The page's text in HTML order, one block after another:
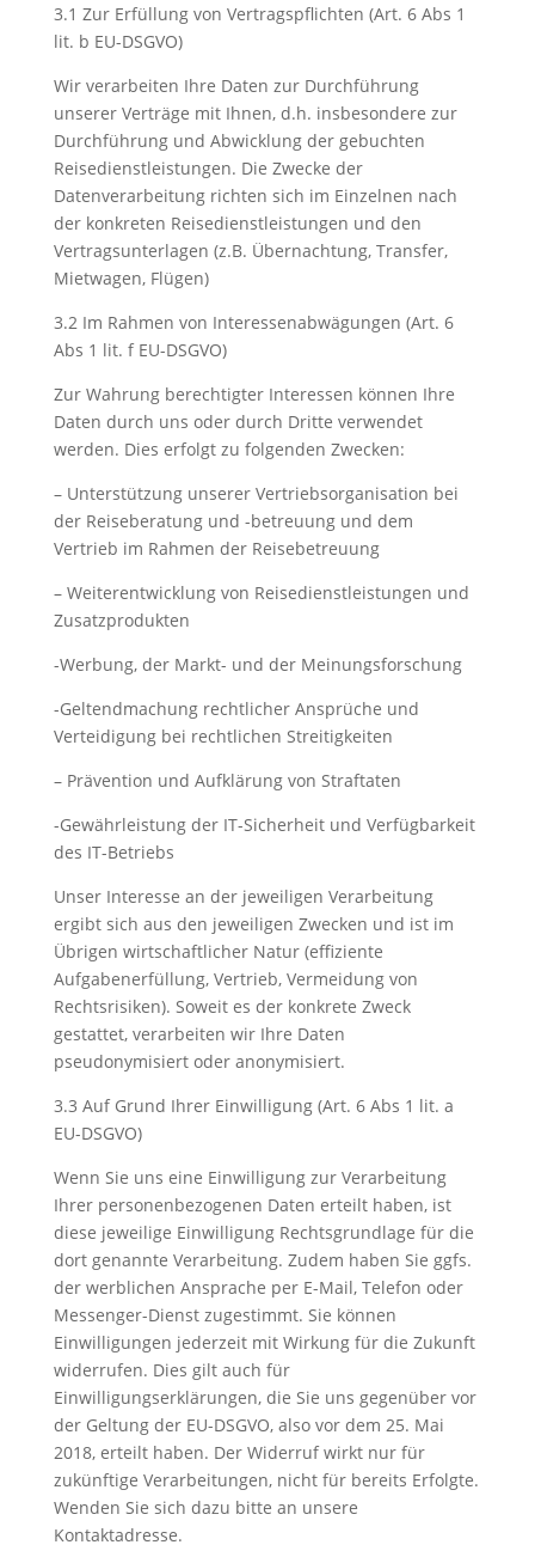
3.1 Zur Erfüllung von Vertragspflichten (Art. 6 Abs 1
lit. b EU-DSGVO)
Wir verarbeiten Ihre Daten zur Durchführung
unserer Verträge mit Ihnen, d.h. insbesondere zur
Durchführung und Abwicklung der gebuchten
Reisedienstleistungen. Die Zwecke der
Datenverarbeitung richten sich im Einzelnen nach
der konkreten Reisedienstleistungen und den
Vertragsunterlagen (z.B. Übernachtung, Transfer,
Mietwagen, Flügen)
3.2 Im Rahmen von Interessenabwägungen (Art. 6
Abs 1 lit. f EU-DSGVO)
Zur Wahrung berechtigter Interessen können Ihre
Daten durch uns oder durch Dritte verwendet
werden. Dies erfolgt zu folgenden Zwecken:
– Unterstützung unserer Vertriebsorganisation bei
der Reiseberatung und -betreuung und dem
Vertrieb im Rahmen der Reisebetreuung
– Weiterentwicklung von Reisedienstleistungen und
Zusatzprodukten
-Werbung, der Markt- und der Meinungsforschung
-Geltendmachung rechtlicher Ansprüche und
Verteidigung bei rechtlichen Streitigkeiten
– Prävention und Aufklärung von Straftaten
-Gewährleistung der IT-Sicherheit und Verfügbarkeit
des IT-Betriebs
Unser Interesse an der jeweiligen Verarbeitung
ergibt sich aus den jeweiligen Zwecken und ist im
Übrigen wirtschaftlicher Natur (effiziente
Aufgabenerfüllung, Vertrieb, Vermeidung von
Rechtsrisiken). Soweit es der konkrete Zweck
gestattet, verarbeiten wir Ihre Daten
pseudonymisiert oder anonymisiert.
3.3 Auf Grund Ihrer Einwilligung (Art. 6 Abs 1 lit. a
EU-DSGVO)
Wenn Sie uns eine Einwilligung zur Verarbeitung
Ihrer personenbezogenen Daten erteilt haben, ist
diese jeweilige Einwilligung Rechtsgrundlage für die
dort genannte Verarbeitung. Zudem haben Sie ggfs.
der werblichen Ansprache per E-Mail, Telefon oder
Messenger-Dienst zugestimmt. Sie können
Einwilligungen jederzeit mit Wirkung für die Zukunft
widerrufen. Dies gilt auch für
Einwilligungserklärungen, die Sie uns gegenüber vor
der Geltung der EU-DSGVO, also vor dem 25. Mai
2018, erteilt haben. Der Widerruf wirkt nur für
zukünftige Verarbeitungen, nicht für bereits Erfolgte.
Wenden Sie sich dazu bitte an unsere
Kontaktadresse.